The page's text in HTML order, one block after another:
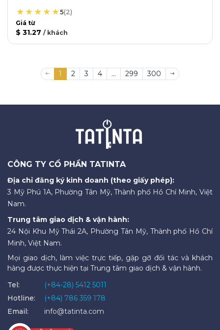
5(2)
Giá từ
$ 31.27 / khách
1 2 3 4 ... 299 300
CÔNG TY CỔ PHẦN TATINTA
Địa chỉ đăng ký kinh doanh (theo giấy phép):
3 Mỹ Phú 1A, Phường Tân Mỹ, Thành phố Hồ Chí Minh, Việt
Nam.
Trung tâm giao dịch & vận hành:
24 Nội Khu Mỹ Thái 2A, Phường Tân Mỹ, Thành phố Hồ Chí
Minh, Việt Nam.
Mọi giao dịch, làm việc trực tiếp, gặp gỡ đối tác và khách
hàng được thực hiện tại Trung tâm giao dịch & vận hành.
Tel:
(+84-28) 5412 5011
Hotline:
(+84) 786 359 178
Email:
info@tatinta.com